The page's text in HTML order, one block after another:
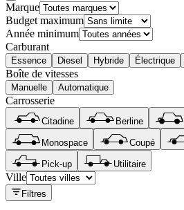
Marque
Budget maximum
Année minimum
Carburant
Essence Diesel Hybride Électrique
Boîte de vitesses
Manuelle Automatique
Carrosserie
Citadine Berline
Monospace Coupé
Pick-up Utilitaire
Ville
Filtres